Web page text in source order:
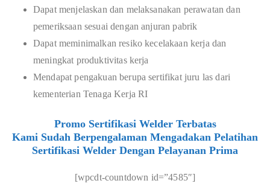
Dapat menjelaskan dan melaksanakan perawatan dan
pemeriksaan sesuai dengan anjuran pabrik
Dapat meminimalkan resiko kecelakaan kerja dan
meningkat produktivitas kerja
Mendapat pengakuan berupa sertifikat juru las dari
kementerian Tenaga Kerja RI
Promo Sertifikasi Welder Terbatas
Kami Sudah Berpengalaman Mengadakan Pelatihan
Sertifikasi Welder Dengan Pelayanan Prima
[wpcdt-countdown id=”4585″]